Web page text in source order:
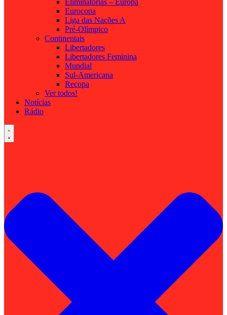
Eurocopa
Liga das Nações A
Pré-Olímpico
Continentais
Libertadores
Libertadores Feminina
Mundial
Sul-Americana
Recopa
Ver todos!
Notícias
Rádio